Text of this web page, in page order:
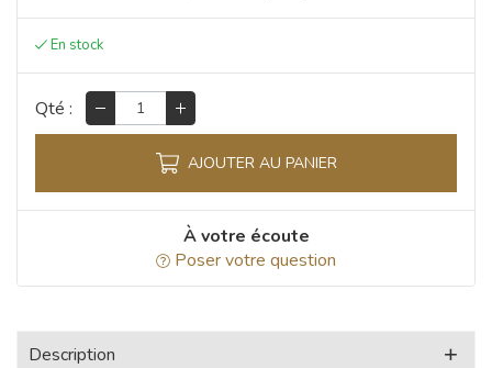
Qté :
AJOUTER AU PANIER
À votre écoute
Poser votre question
Description